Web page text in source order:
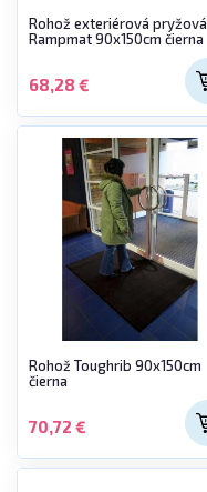
Rohož exteriérová pryžová
Rampmat 90x150cm čierna
68,28 €
Rohož Toughrib 90x150cm
čierna
70,72 €